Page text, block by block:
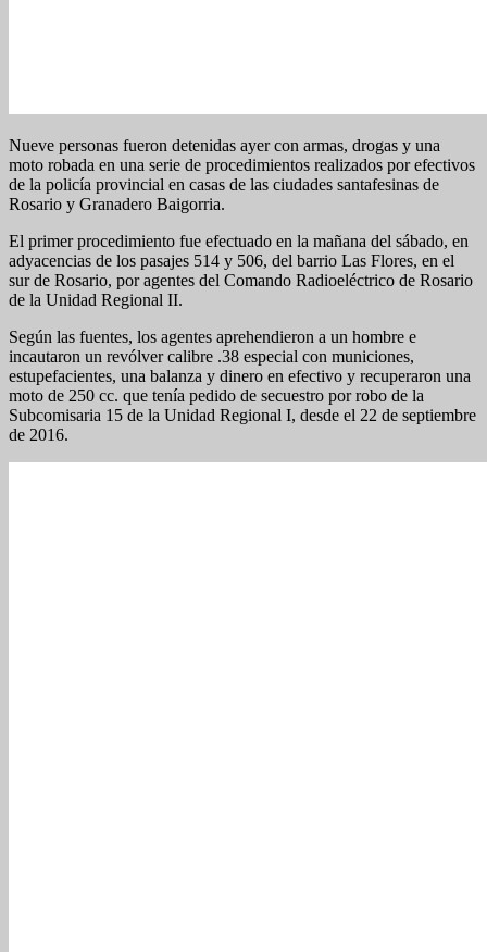
Nueve personas fueron detenidas ayer con armas, drogas y una
moto robada en una serie de procedimientos realizados por efectivos
de la policía provincial en casas de las ciudades santafesinas de
Rosario y Granadero Baigorria.
El primer procedimiento fue efectuado en la mañana del sábado, en
adyacencias de los pasajes 514 y 506, del barrio Las Flores, en el
sur de Rosario, por agentes del Comando Radioeléctrico de Rosario
de la Unidad Regional II.
Según las fuentes, los agentes aprehendieron a un hombre e
incautaron un revólver calibre .38 especial con municiones,
estupefacientes, una balanza y dinero en efectivo y recuperaron una
moto de 250 cc. que tenía pedido de secuestro por robo de la
Subcomisaria 15 de la Unidad Regional I, desde el 22 de septiembre
de 2016.